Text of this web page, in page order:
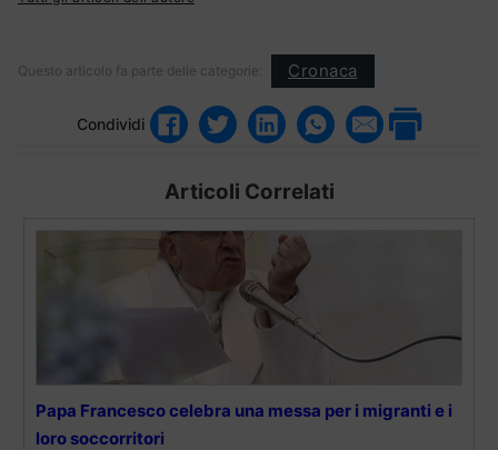
Questo articolo fa parte delle categorie: Cronaca
Condividi
Articoli Correlati
Papa Francesco celebra una messa per i migranti e i
loro soccorritori